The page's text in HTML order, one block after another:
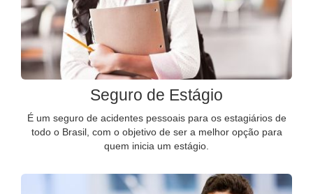
Seguro de Estágio
É um seguro de acidentes pessoais para os estagiários de
todo o Brasil, com o objetivo de ser a melhor opção para
quem inicia um estágio.